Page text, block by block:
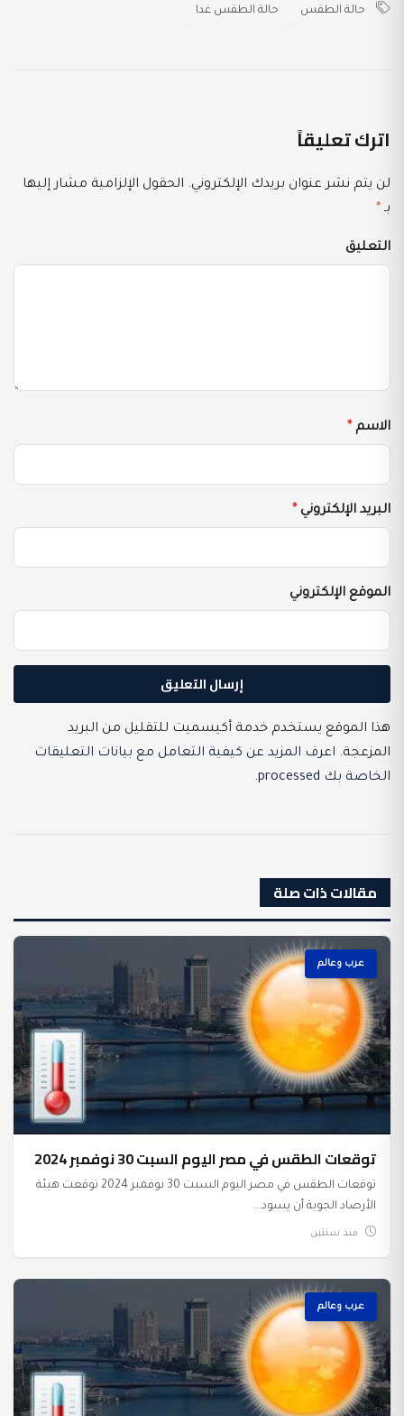
حالة الطقس حالة الطقس غدا
اترك تعليقاً
لن يتم نشر عنوان بريدك الإلكتروني. الحقول الإلزامية مشار إليها
بـ *
التعليق
الاسم *
البريد الإلكتروني *
الموقع الإلكتروني
هذا الموقع يستخدم خدمة أكيسميت للتقليل من البريد
المزعجة. اعرف المزيد عن كيفية التعامل مع بيانات التعليقات
الخاصة بك processed
.
مقالات ذات صلة
عرب وعالم
توقعات الطقس في مصر اليوم السبت 30 نوفمبر 2024
توقعات الطقس في مصر اليوم السبت 30 نوفمبر 2024 توقعت هيئة
الأرصاد الجوية أن يسود...
منذ سنتين
عرب وعالم